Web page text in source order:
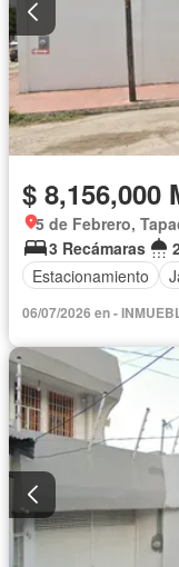
$ 8,156,000
5 de Febrero,
3 Recámaras
Estacionamiento
06/07/2026 en -